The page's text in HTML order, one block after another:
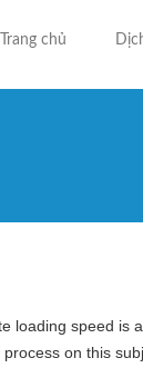
Trang chủ
loading speed
on this